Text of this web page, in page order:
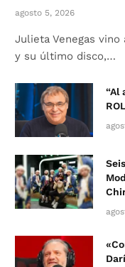
agosto 5, 2026
Julieta Venegas vino
y su último disco,…
“Al